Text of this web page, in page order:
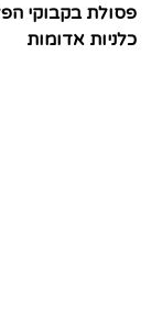
פסולת בקבוקי
כלניות אדומות